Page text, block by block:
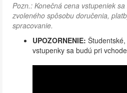
Pozn.: Konečná cena vstupeniek
zvoleného spôsobu doručenia,
spracovanie.
UPOZORNENIE:
vstupenky sa budú pri